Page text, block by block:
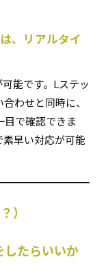
、リアルタイ
能です。Lステッ
わせと同時に、
目で確認できま
早い対応が可能
）
したらいいか